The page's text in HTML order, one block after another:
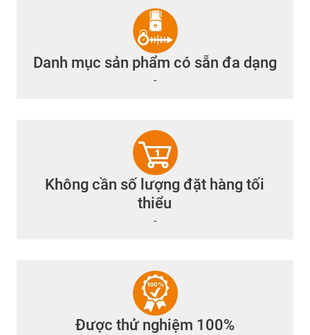
Danh mục sản phẩm có sẵn đa dạng
-
Không cần số lượng đặt hàng tối
thiểu
-
Được thử nghiệm 100%